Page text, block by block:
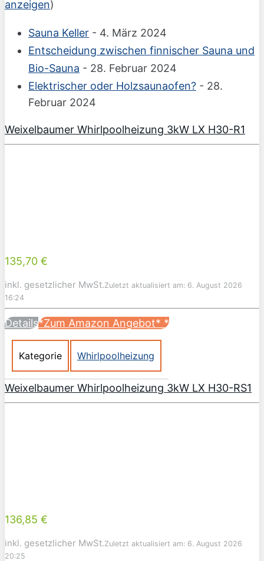
anzeigen)
Sauna Keller - 4. März 2024
Entscheidung zwischen finnischer Sauna und
Bio-Sauna - 28. Februar 2024
Elektrischer oder Holzsaunaofen? - 28.
Februar 2024
Weixelbaumer Whirlpoolheizung 3kW LX H30-R1
135,70 €
inkl. gesetzlicher MwSt.Zuletzt aktualisiert am: 6. August 2026
16:24
Details*Zum Amazon Angebot* *
Kategorie Whirlpoolheizung
Weixelbaumer Whirlpoolheizung 3kW LX H30-RS1
136,85 €
inkl. gesetzlicher MwSt.Zuletzt aktualisiert am: 6. August 2026
20:25